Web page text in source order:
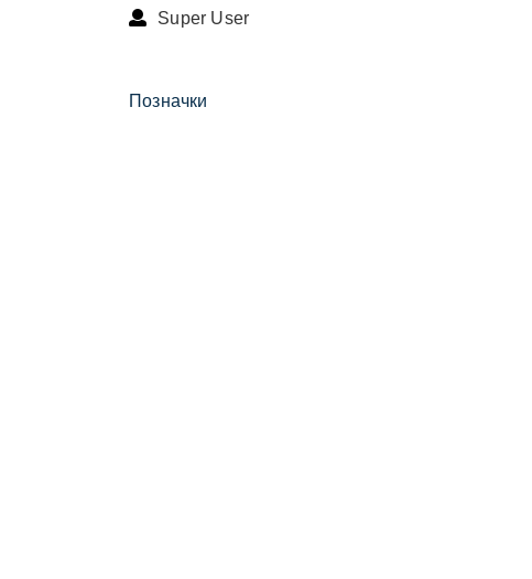
Super User
Позначки